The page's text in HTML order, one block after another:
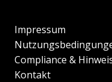
Impressum
Compliance &
Kontakt